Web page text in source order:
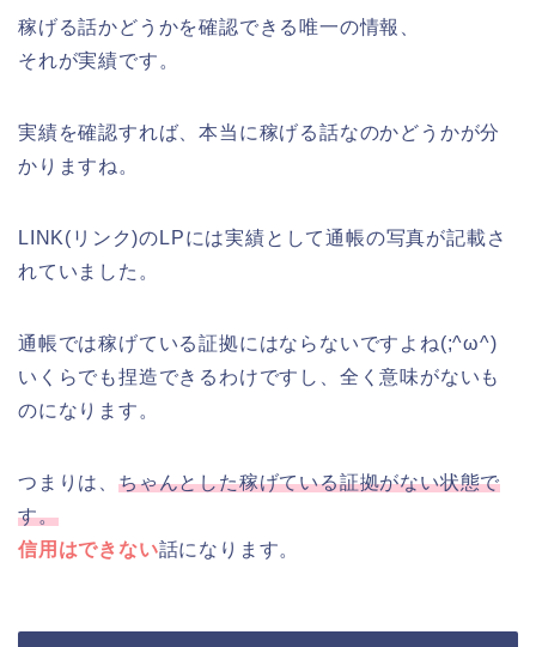
稼げる話かどうかを確認できる唯一の情報、
それが実績です。
実績を確認すれば、本当に稼げる話なのかどうかが分
かりますね。
LINK(リンク)のLPには実績として通帳の写真が記載さ
れていました。
通帳では稼げている証拠にはならないですよね(;^ω^)
いくらでも捏造できるわけですし、全く意味がないも
のになります。
つまりは、 ちゃんとした稼げている証拠がない状態で
す。
信用はできない話になります。